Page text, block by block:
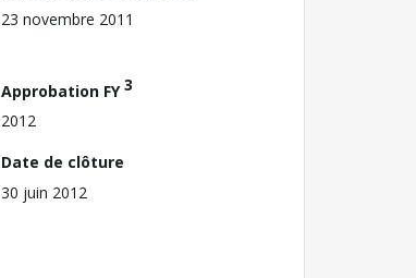
23 novembre 2011
Approbation FY3
2012
Date de clôture
30 juin 2012